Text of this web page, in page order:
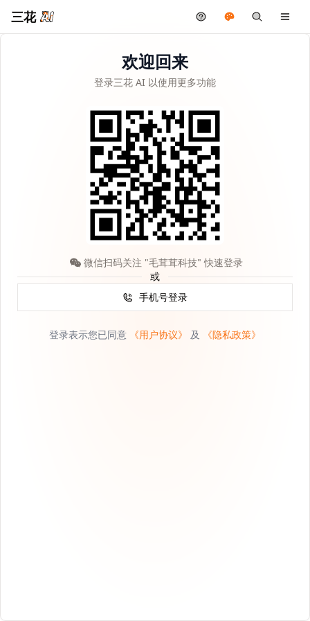
三花
欢迎回来
登录三花 AI 以使用更多功能
手机号登录
或
微信扫码关注 "毛茸茸科技" 快速登录
登录表示您已同意 《用户协议》 及 《隐私政策》